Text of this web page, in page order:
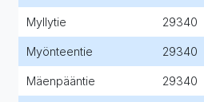
Myllytie 29340
Myönteentie 29340
Mäenpääntie 29340